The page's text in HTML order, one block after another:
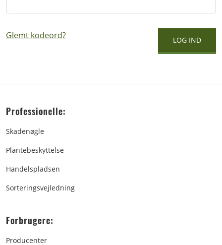
Glemt kodeord?
Professionelle:
Skadenøgle
Plantebeskyttelse
Handelspladsen
Sorteringsvejledning
Forbrugere:
Producenter